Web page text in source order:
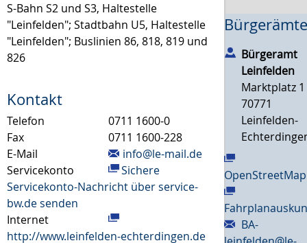
S-Bahn S2 und S3, Haltestelle
"Leinfelden"; Stadtbahn U5, Haltestelle
"Leinfelden"; Buslinien 86, 818, 819 und
826
Kontakt
Telefon
0711 1600-0
Fax
0711 1600-228
E-Mail
info@le-mail.de
Servicekonto
Sichere
Servicekonto-Nachricht über service-
bw.de senden
Internet
http://www.leinfelden-echterdingen.de
Bürgeramt
Leinfelden
Marktplatz 1
70771
Leinfelden-
OpenStreetMap
BA-